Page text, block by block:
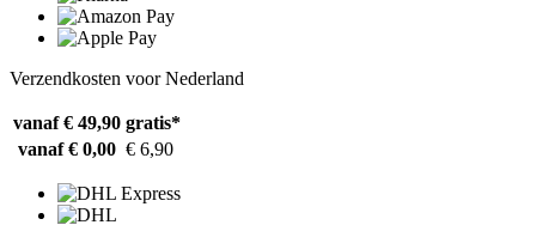
Verzendkosten voor Nederland
vanaf € 49,90 gratis*
vanaf € 0,00 € 6,90